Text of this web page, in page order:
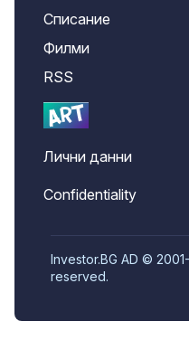
Списание
Филми
RSS
Лични данни
Confidentiality
Investor.BG AD ©
reserved.